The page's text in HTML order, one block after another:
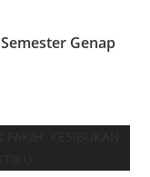
Genap